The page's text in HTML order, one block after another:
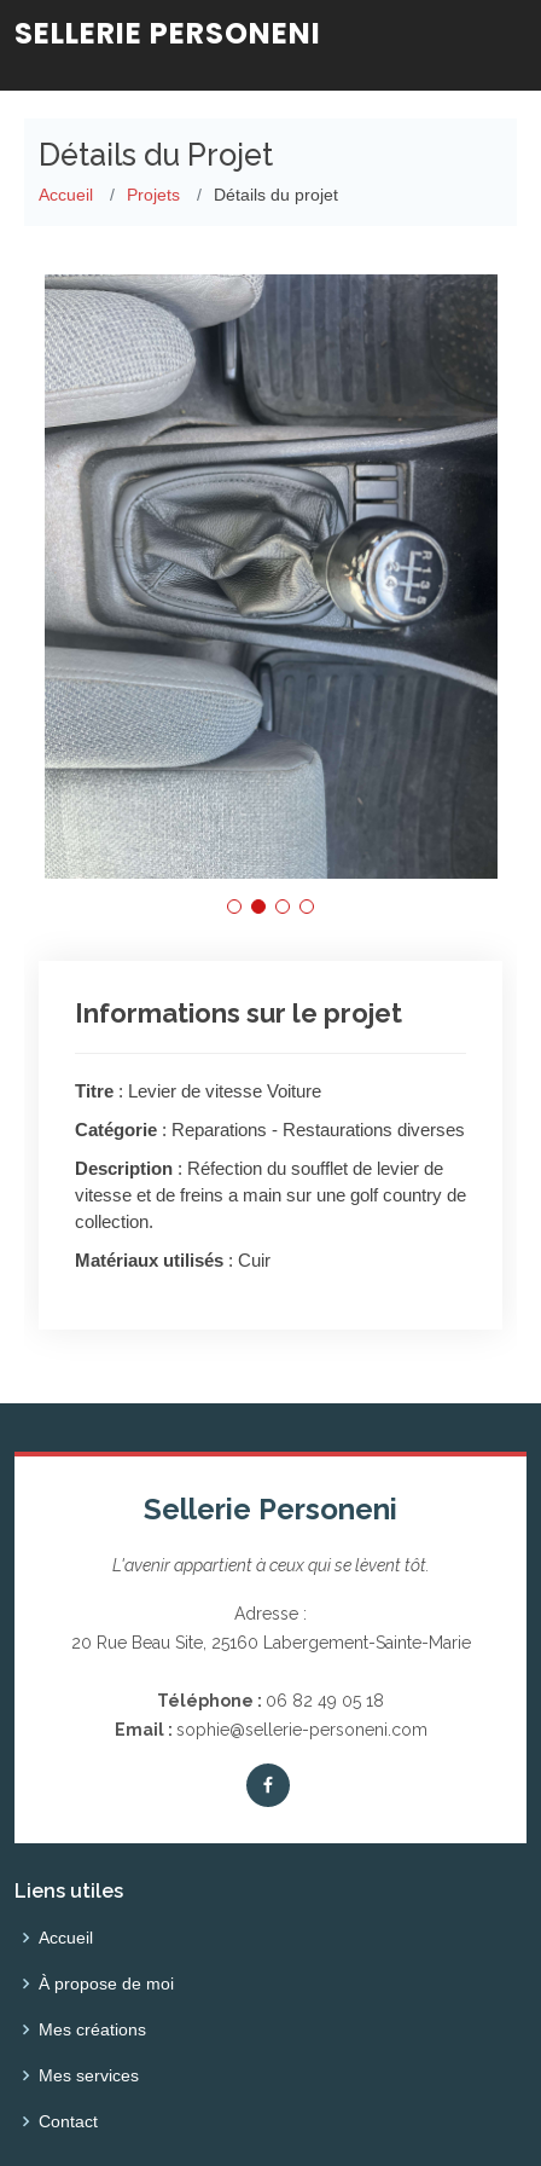
SELLERIE PERSONENI
Détails du Projet
Accueil Projets Détails du projet
Informations sur le projet
Titre : Levier de vitesse Voiture
Catégorie : Reparations - Restaurations diverses
Description : Réfection du soufflet de levier de
vitesse et de freins a main sur une golf country de
collection.
Matériaux utilisés : Cuir
Sellerie Personeni
L'avenir appartient à ceux qui se lèvent tôt.
Adresse :
20 Rue Beau Site, 25160 Labergement-Sainte-Marie
Téléphone : 06 82 49 05 18
Email : sophie@sellerie-personeni.com
Liens utiles
Accueil
À propose de moi
Mes créations
Mes services
Contact